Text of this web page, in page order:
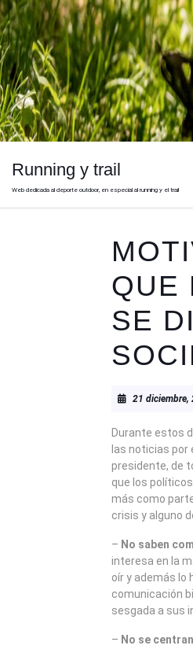
Skip
to
content
Running y trail
Web dedicada al deporte outdoor, en especial al running y el trail
QUE
SE
21 diciembre,
Durante estos
las noticias por
presidente, de
que los
más como
crisis y alguno
– No saben
interesa en la
oír y además lo
comunicación
sesgada a sus
– No se